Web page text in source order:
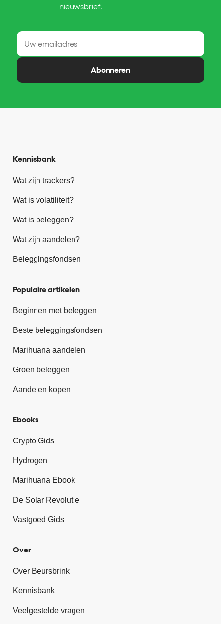
nieuwsbrief.
Abonneren
Kennisbank
Wat zijn trackers?
Wat is volatiliteit?
Wat is beleggen?
Wat zijn aandelen?
Beleggingsfondsen
Populaire artikelen
Beginnen met beleggen
Beste beleggingsfondsen
Marihuana aandelen
Groen beleggen
Aandelen kopen
Ebooks
Crypto Gids
Hydrogen
Marihuana Ebook
De Solar Revolutie
Vastgoed Gids
Over
Over Beursbrink
Kennisbank
Veelgestelde vragen